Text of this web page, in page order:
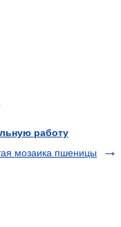
работу
мозаика пшеницы